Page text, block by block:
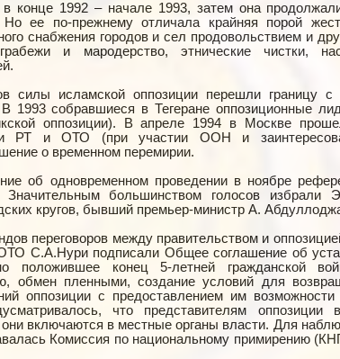
конце 1992 – начале 1993, затем она
Но ее по-прежнему отличала крайняя порой
снабжения городов и сел продовольствием и
и мародерство, этнические чистки,
силы исламской оппозиции перешли границу с
1993 собравшиеся в Тегеране оппозиционные
оппозиции). В апреле 1994 в Москве
РТ и ОТО (при участии ООН и
о временном перемирии.
об одновременном проведении в ноябре
Значительным большинством голосов избрали
кругов, бывший премьер-министр А.
переговоров между правительством и
С.А.Нури подписали Общее соглашение об
положившее конец 5-летней гражданской
обмен пленными, создание условий для
оппозиции с предоставлением им
что представителям оппозиции
включаются в местные органы власти. Для
Комиссия по национальному примирению